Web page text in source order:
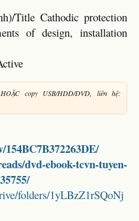
Title Cathodic protection
of design, installation
copy USB/HDD/DVD, liên hệ:
dvd-ebook-tcvn-tuyen-
folders/1yLBzZ1rSQoNj